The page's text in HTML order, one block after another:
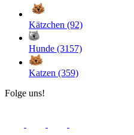
Kätzchen (92)
Hunde (3157)
Katzen (359)
Folge uns!